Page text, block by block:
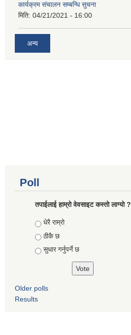
कार्यक्रम संचालन सम्बन्धि सुचना
मिति: 04/21/2021 - 16:00
अन्य
Poll
तपाईलाई हाम्रो वेवसाइट कस्ताे लाग्याे ?
Choices
धेरै राम्रो
ठीकै छ
सुधार गर्नुपर्ने छ
Older polls
Results